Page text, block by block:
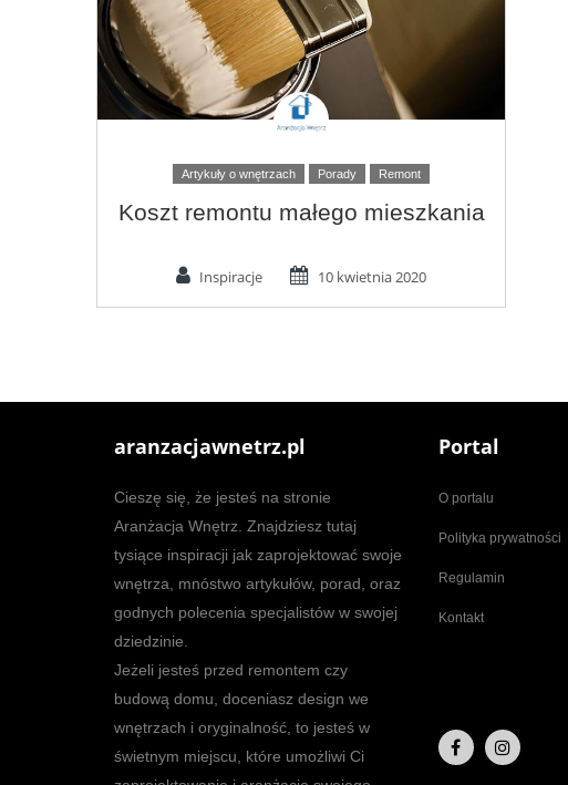
Artykuły o wnętrzach Porady Remont
Koszt remontu małego mieszkania
Inspiracje 10 kwietnia 2020
aranzacjawnetrz.pl
Cieszę się, że jesteś na stronie
Aranżacja Wnętrz. Znajdziesz tutaj
tysiące inspiracji jak zaprojektować swoje
wnętrza, mnóstwo artykułów, porad, oraz
godnych polecenia specjalistów w swojej
dziedzinie.
Jeżeli jesteś przed remontem czy
budową domu, doceniasz design we
wnętrzach i oryginalność, to jesteś w
świetnym miejscu, które umożliwi Ci
Portal
O portalu
Polityka prywatności
Regulamin
Kontakt